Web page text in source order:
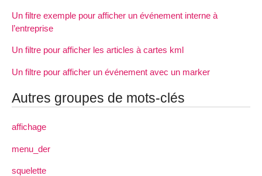
Un filtre exemple pour afficher un événement interne à
l’entreprise
Un filtre pour afficher les articles à cartes kml
Un filtre pour afficher un événement avec un marker
Autres groupes de mots-clés
affichage
menu_der
squelette